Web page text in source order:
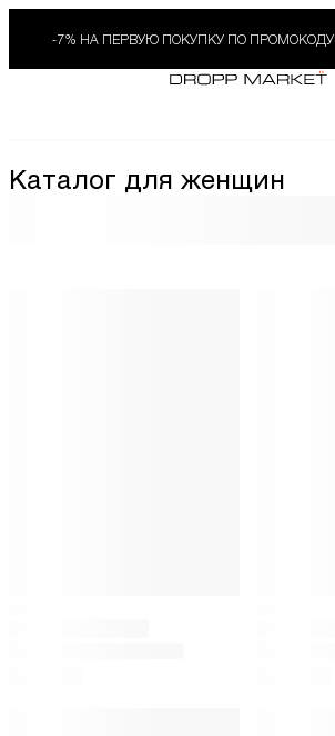
-7% НА ПЕРВУЮ ПОКУПКУ ПО ПРОМОКОДУ
Каталог для женщин